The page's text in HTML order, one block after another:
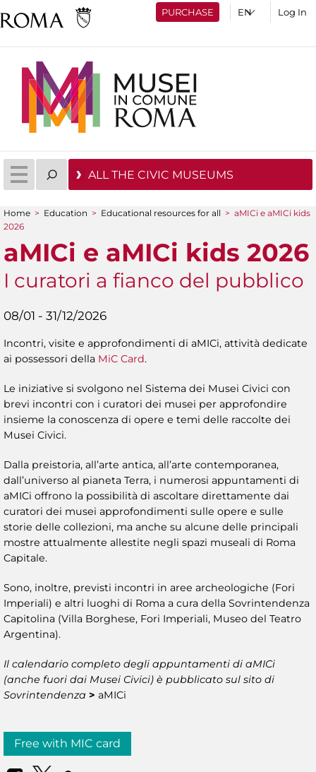
PURCHASE Log In
ALL THE CIVIC MUSEUMS
You are here
Home > Education > Educational resources for all > aMICi e aMICi kids
2026
aMICi e aMICi kids 2026
I curatori a fianco del pubblico
08/01 - 31/12/2026
Incontri, visite e approfondimenti di aMICi, attività dedicate
ai possessori della MiC Card.
Le iniziative si svolgono nel Sistema dei Musei Civici con
brevi incontri con i curatori dei musei per approfondire
insieme la conoscenza di opere e temi delle raccolte dei
Musei Civici.
Dalla preistoria, all’arte antica, all’arte contemporanea,
dall’universo al pianeta Terra, i numerosi appuntamenti di
aMICi offrono la possibilità di ascoltare direttamente dai
curatori dei musei approfondimenti sulle opere e sulle
storie delle collezioni, ma anche su alcune delle principali
mostre attualmente allestite negli spazi museali di Roma
Capitale.
Sono, inoltre, previsti incontri in aree archeologiche (Fori
Imperiali) e altri luoghi di Roma a cura della Sovrintendenza
Capitolina (Villa Borghese, Fori Imperiali, Museo del Teatro
Argentina).
Il calendario completo degli appuntamenti di aMICi
(anche fuori dai Musei Civici) è pubblicato sul sito di
Sovrintendenza > aMICi
Free with MIC card